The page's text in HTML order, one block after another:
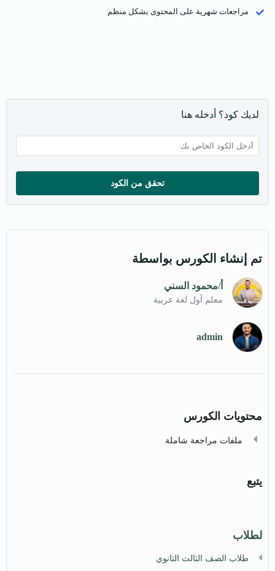
مراجعات شهرية على المحتوى بشكل منظم
لديك كود؟ أدخله هنا
تحقق من الكود
تم إنشاء الكورس بواسطة
أ/محمود السني
معلم أول لغة عربية
admin
محتويات الكورس
ملفات مراجعة شاملة
يتبع
لطلاب
طلاب الصف الثالث الثانوي